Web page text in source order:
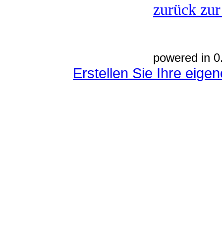
zurück
powered in
Erstellen Sie Ihre